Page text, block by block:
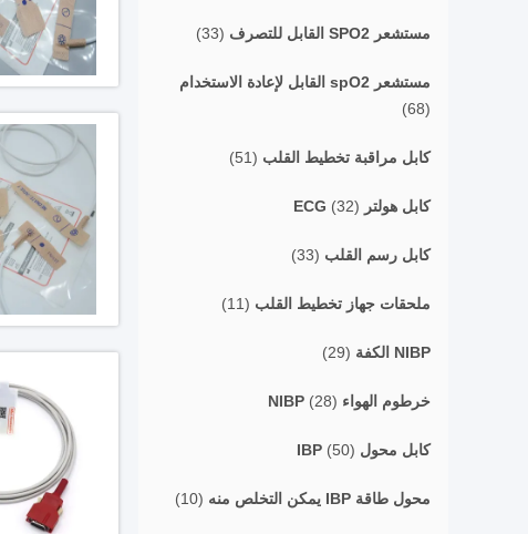
مستشعر SPO2 القابل للتصرف (33)
مستشعر spO2 القابل لإعادة الاستخدام
(68)
كابل مراقبة تخطيط القلب (51)
كابل هولتر ECG (32)
كابل رسم القلب (33)
ملحقات جهاز تخطيط القلب (11)
NIBP الكفة (29)
خرطوم الهواء NIBP (28)
كابل محول IBP (50)
محول طاقة IBP يمكن التخلص منه (10)